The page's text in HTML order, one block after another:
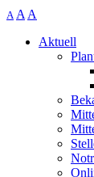
A A A
Aktuell